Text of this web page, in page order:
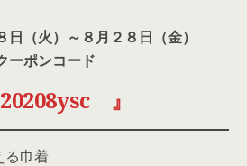
日（火）～８月２８日（金）
ーポンコード
』
る巾着